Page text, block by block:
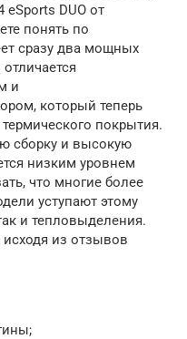
eSports DUO от
понять по
сразу два мощных
и
который теперь
покрытия.
сборку и высокую
низким уровнем
что многие более
уступают этому
и тепловыделения.
из отзывов